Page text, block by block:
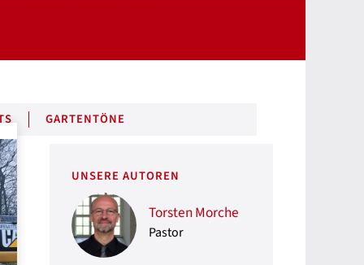
GARTENTÖNE
UNSERE AUTOREN
Torsten Morche
Pastor